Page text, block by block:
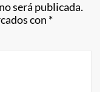
será publicada.
con *